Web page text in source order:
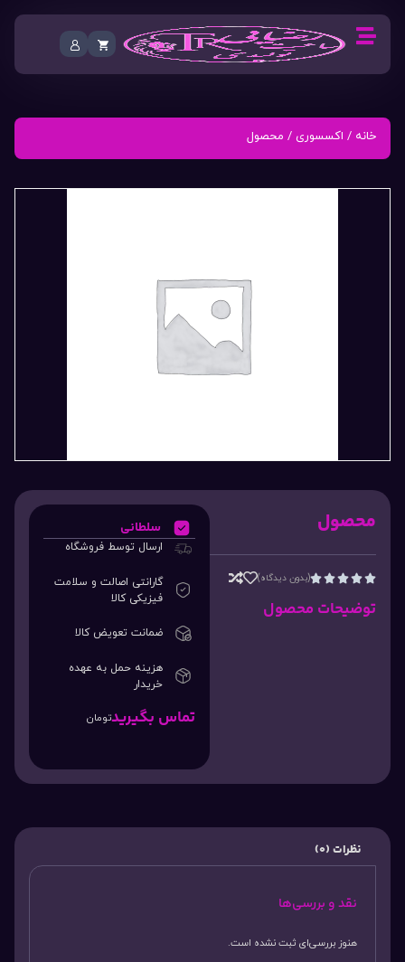
خانه / اکسسوری / محصول
محصول




(بدون دیدگاه)
توضیحات محصول
سلطانی
ارسال توسط فروشگاه
گارانتی اصالت و سلامت
فیزیکی کالا
ضمانت تعویض کالا
هزینه حمل به عهده
خریدار
تماس بگیریدتومان
نظرات (0)
نقد و بررسی‌ها
هنوز بررسی‌ای ثبت نشده است.